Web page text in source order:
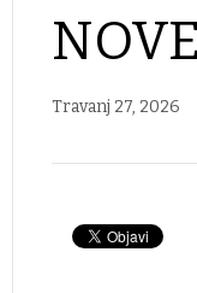
Travanj 27, 2026